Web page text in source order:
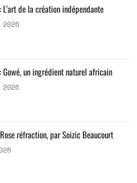
L’art de la création indépendante
Gowé, un ingrédient naturel africain
réfraction, par Soizic Beaucourt